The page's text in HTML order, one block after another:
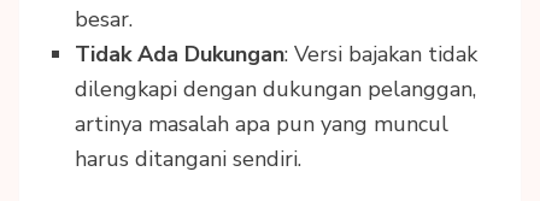
besar.
Tidak Ada Dukungan: Versi bajakan tidak
dilengkapi dengan dukungan pelanggan,
artinya masalah apa pun yang muncul
harus ditangani sendiri.